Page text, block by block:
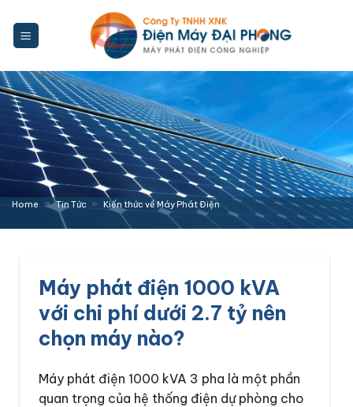
qua
nội
dung
Home » Tin Tức » Kiến thức về Máy Phát Điện
Máy phát điện 1000 kVA
với chi phí dưới 2.7 tỷ nên
chọn máy nào?
Máy phát điện 1000 kVA 3 pha là một phần
quan trọng của hệ thống điện dự phòng cho